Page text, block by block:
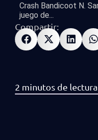
Crash Bandicoot N.
juego de...
Compartir: